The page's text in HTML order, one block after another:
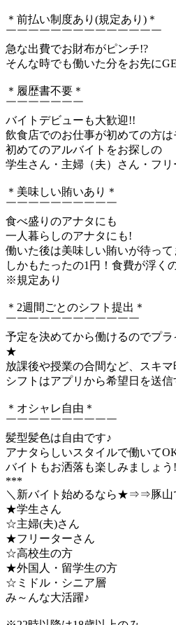
＊前払い制度あり(規定あり)＊
￣￣￣￣￣￣￣￣￣￣￣￣￣￣
急な出費でお財布がピンチ!?
そんな時でも働いた分をお先に
＊履歴書不要＊
￣￣￣￣￣￣￣
バイトデビューも大歓迎!!
飲食店でのお仕事が初めての方は
初めてのアルバイトをお探しの
学生さん・主婦（夫）さん・フ
＊美味しい賄いあり＊
￣￣￣￣￣￣￣￣￣￣
食べ盛りのアナタにも
一人暮らしのアナタにも!
働いた後は美味しい賄いが待って
しかもたったの1円！食費が浮く
※規定あり
＊2週間ごとのシフト提出＊
￣￣￣￣￣￣￣￣￣￣￣￣
予定を決めてから働けるのでプ
★
放課後や授業の合間など、スキ
シフトはアプリから希望日を送
＊オシャレ自由＊
￣￣￣￣￣￣￣￣￣￣
髪型髪色は自由です♪
アナタらしいスタイルで働いて
バイトもお洒落も楽しみましょう
***
＼新バイト始めるなら★⇒⇒豚山
★学生さん
☆主婦(夫)さん
★フリーターさん
☆高校生の方
★外国人・留学生の方
☆ミドル・シニア層
み～んな大活躍♪